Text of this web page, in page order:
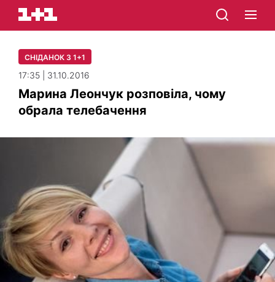
СНІДАНОК З 1+1
17:35 | 31.10.2016
Марина Леончук розповіла, чому
обрала телебачення